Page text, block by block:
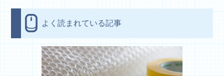
よく読まれている記事